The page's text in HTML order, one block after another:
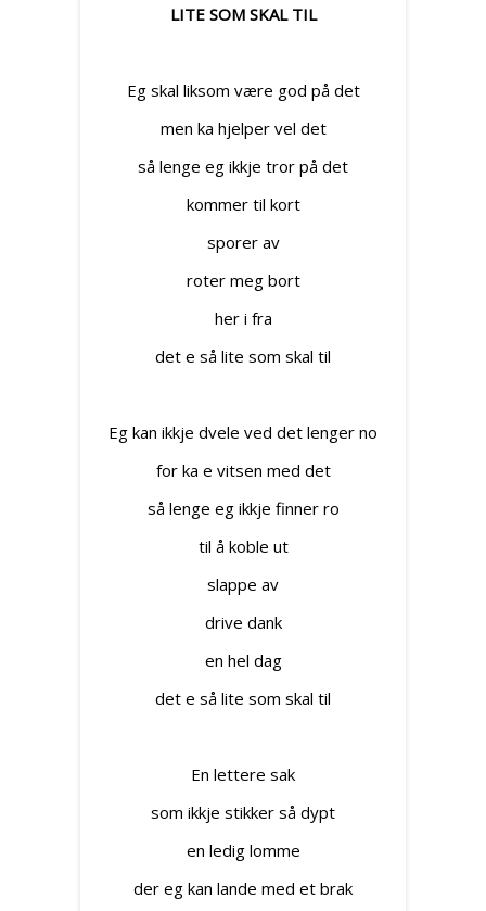
LITE SOM SKAL TIL
Eg skal liksom være god på det
men ka hjelper vel det
så lenge eg ikkje tror på det
kommer til kort
sporer av
roter meg bort
her i fra
det e så lite som skal til
Eg kan ikkje dvele ved det lenger no
for ka e vitsen med det
så lenge eg ikkje finner ro
til å koble ut
slappe av
drive dank
en hel dag
det e så lite som skal til
En lettere sak
som ikkje stikker så dypt
en ledig lomme
der eg kan lande med et brak